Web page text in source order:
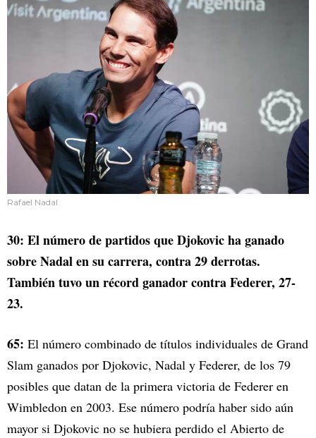
Rafael Nadal
30: El número de partidos que Djokovic ha ganado
sobre Nadal en su carrera, contra 29 derrotas.
También tuvo un récord ganador contra Federer, 27-
23.
65: El número combinado de títulos individuales de Grand
Slam ganados por Djokovic, Nadal y Federer, de los 79
posibles que datan de la primera victoria de Federer en
Wimbledon en 2003. Ese número podría haber sido aún
mayor si Djokovic no se hubiera perdido el Abierto de